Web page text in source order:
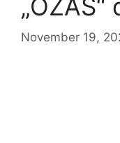
November 19,